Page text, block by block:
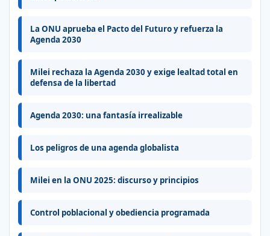
La ONU aprueba el Pacto del Futuro y refuerza la
Agenda 2030
Milei rechaza la Agenda 2030 y exige lealtad total en
defensa de la libertad
Agenda 2030: una fantasía irrealizable
Los peligros de una agenda globalista
Milei en la ONU 2025: discurso y principios
Control poblacional y obediencia programada